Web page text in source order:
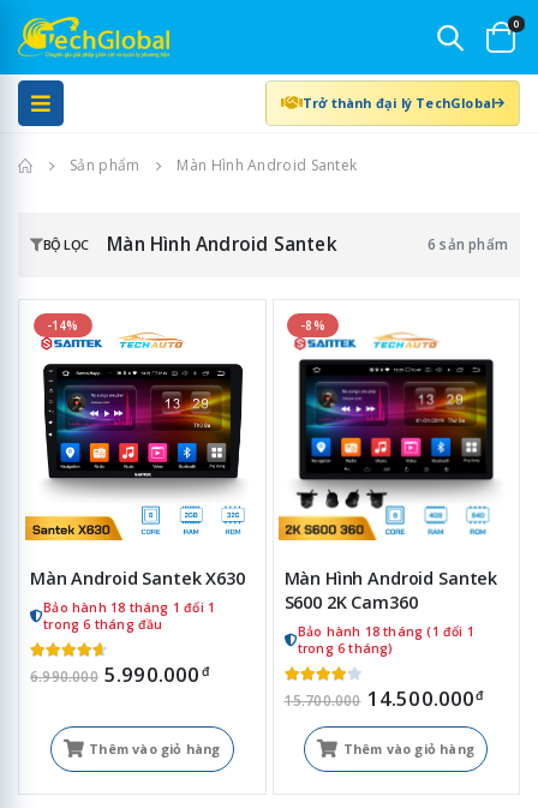
0
Trở thành đại lý TechGlobal
Trang chủSản phẩm Màn Hình Android Santek
BỘ LỌC Màn Hình Android Santek 6 sản phẩm
-14%
Màn Android Santek X630
Bảo hành 18 tháng 1 đổi 1
trong 6 tháng đầu
6.990.000 5.990.000 đ
Thêm vào giỏ hàng
-8%
Màn Hình Android Santek
S600 2K Cam360
Bảo hành 18 tháng (1 đổi 1
trong 6 tháng)
15.700.000 14.500.000đ
Thêm vào giỏ hàng